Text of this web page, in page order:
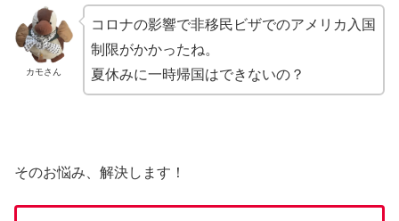
カモさん
コロナの影響で非移民ビザでのアメリカ入国
制限がかかったね。
夏休みに一時帰国はできないの？
そのお悩み、解決します！